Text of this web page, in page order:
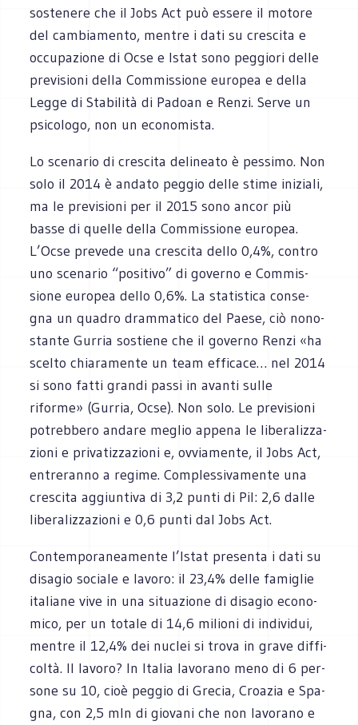
soste­nere che il Jobs Act può essere il motore
del cam­bia­mento, men­tre i dati su cre­scita e
occu­pa­zione di Ocse e Istat sono peg­giori delle
pre­vi­sioni della Com­mis­sione euro­pea e della
Legge di Sta­bi­lità di Padoan e Renzi. Serve un
psi­co­logo, non un economista.
Lo sce­na­rio di cre­scita deli­neato è pes­simo. Non
solo il 2014 è andato peg­gio delle stime ini­ziali,
ma le pre­vi­sioni per il 2015 sono ancor più
basse di quelle della Com­mis­sione euro­pea.
L’Ocse pre­vede una cre­scita dello 0,4%, con­tro
uno sce­na­rio “posi­tivo” di governo e Com­mis­
sione euro­pea dello 0,6%. La sta­ti­stica con­se­
gna un qua­dro dram­ma­tico del Paese, ciò nono­
stante Gur­ria sostiene che il governo Renzi «ha
scelto chia­ra­mente un team effi­cace… nel 2014
si sono fatti grandi passi in avanti sulle
riforme» (Gur­ria, Ocse). Non solo. Le pre­vi­sioni
potreb­bero andare meglio appena le libe­ra­liz­za­
zioni e pri­va­tiz­za­zioni e, ovvia­mente, il Jobs Act,
entre­ranno a regime. Com­ples­si­va­mente una
cre­scita aggiun­tiva di 3,2 punti di Pil: 2,6 dalle
libe­ra­liz­za­zioni e 0,6 punti dal Jobs Act.
Con­tem­po­ra­nea­mente l’Istat pre­senta i dati su
disa­gio sociale e lavoro: il 23,4% delle fami­glie
ita­liane vive in una situa­zione di disa­gio eco­no­
mico, per un totale di 14,6 milioni di indi­vi­dui,
men­tre il 12,4% dei nuclei si trova in grave dif­fi­
coltà. Il lavoro? In Ita­lia lavo­rano meno di 6 per­
sone su 10, cioè peg­gio di Gre­cia, Croa­zia e Spa­
gna, con 2,5 mln di gio­vani che non lavo­rano e